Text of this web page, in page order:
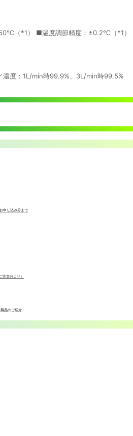
（*1） ■温度調節精度：±0.2℃（*1）
度：1L/min時99.9%、3L/min時99.5%
申し込み分まで
文分より）
品のご紹介